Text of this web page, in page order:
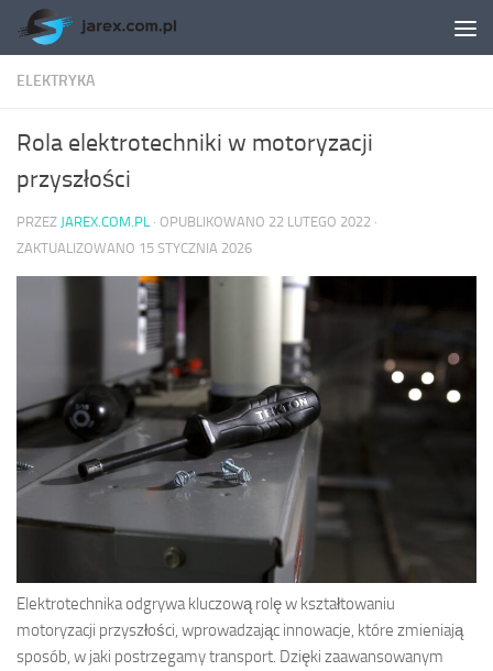
Skip to content
ELEKTRYKA
Rola elektrotechniki w motoryzacji
przyszłości
PRZEZ JAREX.COM.PL · OPUBLIKOWANO 22 LUTEGO 2022 ·
ZAKTUALIZOWANO 15 STYCZNIA 2026
Elektrotechnika odgrywa kluczową rolę w kształtowaniu
motoryzacji przyszłości, wprowadzając innowacje, które zmieniają
sposób, w jaki postrzegamy transport. Dzięki zaawansowanym